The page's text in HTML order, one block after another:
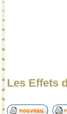
Les Effets